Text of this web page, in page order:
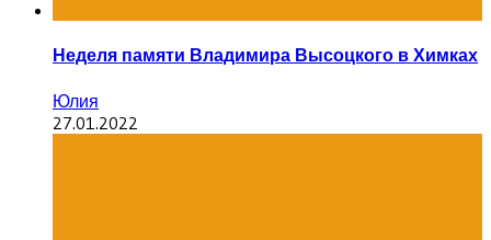
Неделя памяти Владимира Высоцкого в Химках
Юлия
27.01.2022